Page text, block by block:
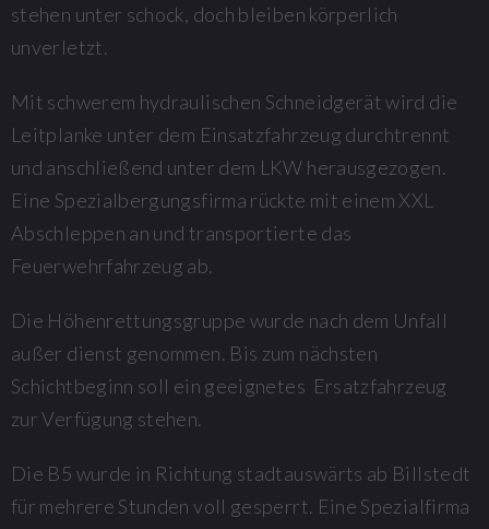
stehen unter schock, doch bleiben körperlich
unverletzt.
Mit schwerem hydraulischen Schneidgerät wird die
Leitplanke unter dem Einsatzfahrzeug durchtrennt
und anschließend unter dem LKW herausgezogen.
Eine Spezialbergungsfirma rückte mit einem XXL
Abschleppen an und transportierte das
Feuerwehrfahrzeug ab.
Die Höhenrettungsgruppe wurde nach dem Unfall
außer dienst genommen. Bis zum nächsten
Schichtbeginn soll ein geeignetes Ersatzfahrzeug
zur Verfügung stehen.
Die B5 wurde in Richtung stadtauswärts ab Billstedt
für mehrere Stunden voll gesperrt. Eine Spezialfirma